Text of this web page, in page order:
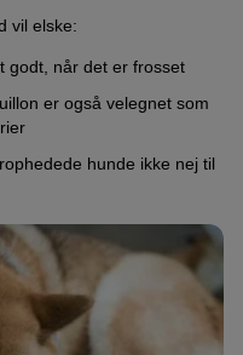
vil elske:
godt, når det er frosset
er også velegnet som
hunde ikke nej til